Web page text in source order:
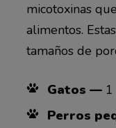
micotoxinas
alimentos.
tamaños de
Gatos —1
Perros